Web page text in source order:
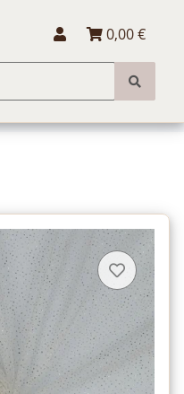
0,00 €